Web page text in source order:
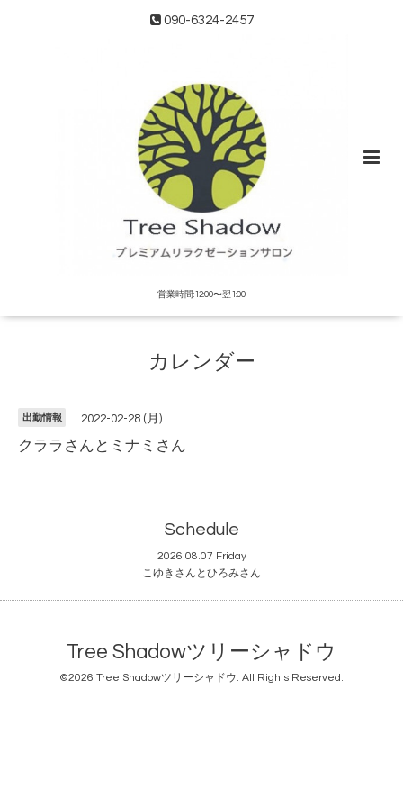
090-6324-2457
営業時間:12:00〜翌1:00
カレンダー
出勤情報 2022-02-28 (月)
クララさんとミナミさん
Schedule
2026.08.07 Friday
こゆきさんとひろみさん
Tree Shadowツリーシャドウ
©2026 Tree Shadowツリーシャドウ. All Rights Reserved.